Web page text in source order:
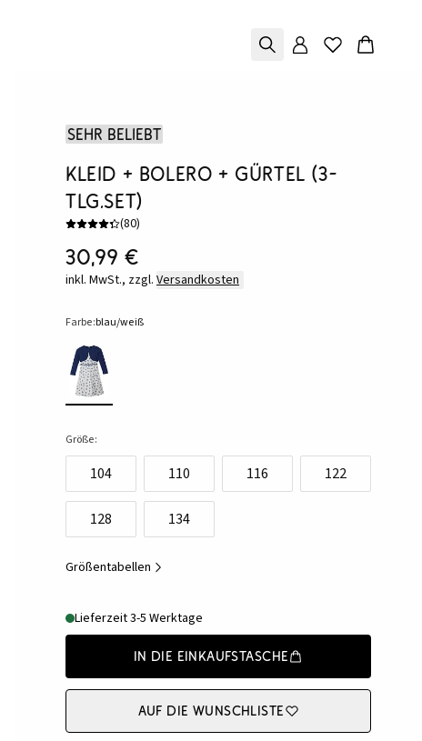
Sehr beliebt
Kleid + Bolero + Gürtel (3-
tlg.Set)
(80)
30,99 €
inkl. MwSt., zzgl. Versandkosten
Farbe:blau/weiß
Größe:
104 110 116 122
128 134
Größentabellen
Lieferzeit 3-5 Werktage
In die Einkaufstasche
Auf die Wunschliste